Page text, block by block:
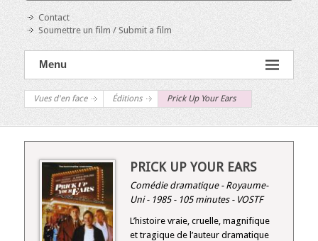
Contact
Soumettre un film / Submit a film
Menu
Vues d'en face Éditions Prick Up Your Ears
PRICK UP YOUR EARS
Comédie dramatique - Royaume-
Uni - 1985 - 105 minutes - VOSTF
L’histoire vraie, cruelle, magnifique
et tragique de l’auteur dramatique